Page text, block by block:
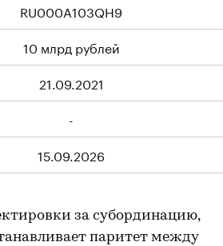
RU000A103QH9
10 млрд рублей
21.09.2021
-
15.09.2026
за субординацию,
паритет между